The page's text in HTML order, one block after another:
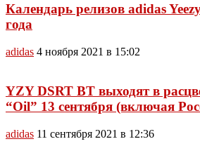
Календарь релизов adidas
года
adidas 4 ноября 2021 в 15:02
YZY DSRT BT выходят в
“Oil” 13 сентября (включая
adidas 11 сентября 2021 в 12:36